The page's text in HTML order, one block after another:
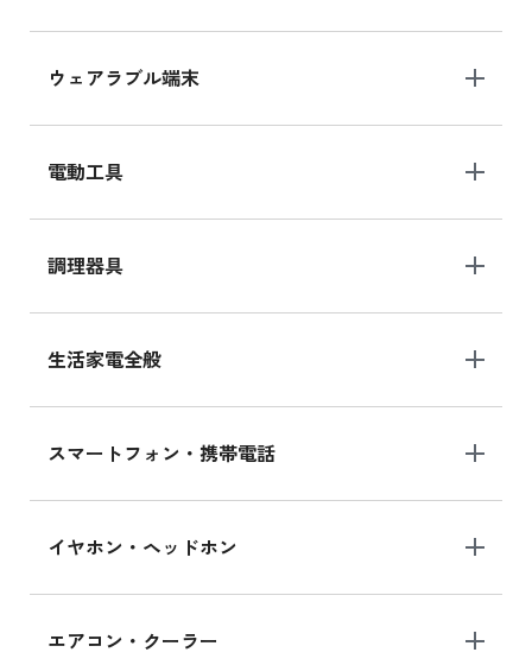
ウェアラブル端末
電動工具
調理器具
生活家電全般
スマートフォン・携帯電話
イヤホン・ヘッドホン
エアコン・クーラー